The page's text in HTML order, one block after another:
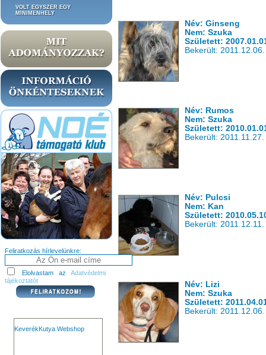
VOLT EGYSZER EGY
MINIMENHELY
Feliratkozás hírlevelünkre:
Elolvastam az Adatvédelmi
tájékoztatót
KeverékKutya Webshop
Név: Ginseng
Nem: Szuka
Született:
Bekerült: 2011.12.06.
Név: Rumos
Nem: Szuka
Született:
Bekerült: 2011.11.27.
Név: Pulcsi
Nem: Kan
Született:
Bekerült: 2011.12.11.
Név: Lizi
Nem: Szuka
Született:
Bekerült: 2011.12.06.